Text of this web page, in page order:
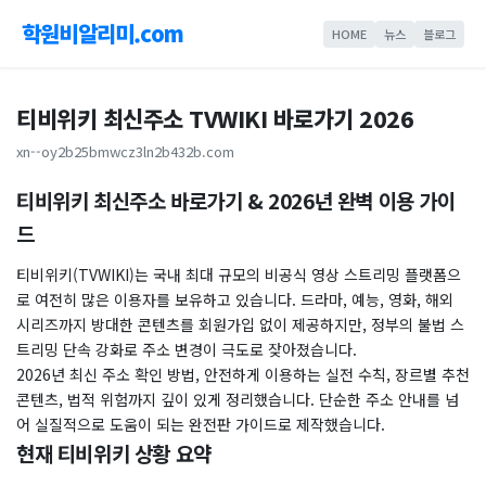
학원비알리미.com HOME 뉴스 블로그
티비위키 최신주소 TVWIKI 바로가기 2026
xn--oy2b25bmwcz3ln2b432b.com
티비위키 최신주소 바로가기 & 2026년 완벽 이용 가이
드
티비위키(TVWIKI)는 국내 최대 규모의 비공식 영상 스트리밍 플랫폼으
로 여전히 많은 이용자를 보유하고 있습니다. 드라마, 예능, 영화, 해외
시리즈까지 방대한 콘텐츠를 회원가입 없이 제공하지만, 정부의 불법 스
트리밍 단속 강화로 주소 변경이 극도로 잦아졌습니다.
​2026년 최신 주소 확인 방법, 안전하게 이용하는 실전 수칙, 장르별 추천
콘텐츠, 법적 위험까지 깊이 있게 정리했습니다. 단순한 주소 안내를 넘
어 실질적으로 도움이 되는 완전판 가이드로 제작했습니다.
현재 티비위키 상황 요약